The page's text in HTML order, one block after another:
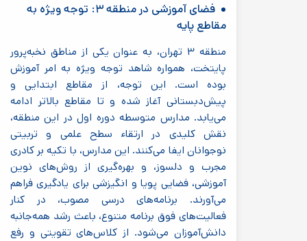
فضای آموزشی در منطقه ۳: توجه ویژه به
مقاطع پایه
منطقه ۳ تهران، به عنوان یکی از مناطق نخبه‌پرور
پایتخت، همواره شاهد توجه ویژه به امر آموزش
بوده است. این توجه، از مقاطع ابتدایی و
پیش‌دبستانی آغاز شده و تا مقاطع بالاتر ادامه
می‌یابد. مدارس متوسطه دوره اول در این منطقه،
نقش کلیدی در ارتقاء سطح علمی و تربیتی
نوجوانان ایفا می‌کنند. این مدارس، با تکیه بر کادری
مجرب و دلسوز، و بهره‌گیری از روش‌های نوین
آموزشی، فضایی پویا و انگیزشی برای یادگیری فراهم
می‌آورند. برنامه‌های درسی مصوب، در کنار
فعالیت‌های فوق برنامه متنوع، باعث رشد همه‌جانبه
دانش‌آموزان می‌شود. از کلاس‌های تقویتی و رفع